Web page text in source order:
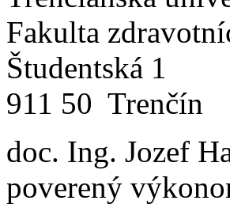
Fakulta
Študentská 1
911 50 Trenčín
doc. Ing. Jozef
poverený